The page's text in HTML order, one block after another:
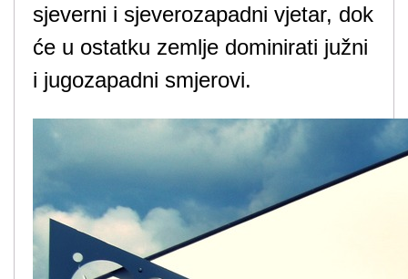
sjeverni i sjeverozapadni vjetar, dok
će u ostatku zemlje dominirati južni
i jugozapadni smjerovi.